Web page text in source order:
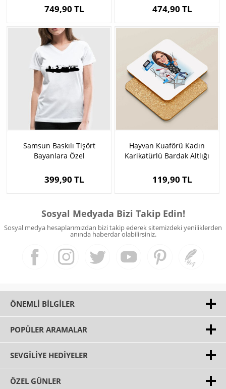
749,90 TL 474,90 TL
Samsun Baskılı Tişört
Bayanlara Özel
399,90 TL
Hayvan Kuaförü Kadın
Karikatürlü Bardak Altlığı
119,90 TL
Sosyal Medyada Bizi Takip Edin!
Sosyal medya hesaplarımızdan bizi takip ederek sitemizdeki yeniliklerden
anında haberdar olabilirsiniz.
ÖNEMLI BILGILER
POPÜLER ARAMALAR
SEVGILIYE HEDIYELER
ÖZEL GÜNLER